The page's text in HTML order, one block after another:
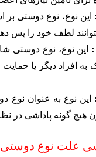
این نوع، نوع دوستی
لطف خود را پس
:
این نوع، نوع دوستی
افراد دیگر یا
این نوع به عنوان
هیچ گونه پاداشی در
علت نوع دوستی